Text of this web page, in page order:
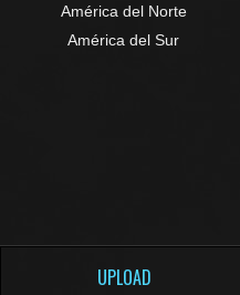
América del Norte
América del Sur
UPLOAD